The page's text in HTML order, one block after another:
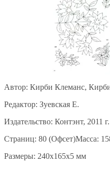
Автор: Кирби Клеманс,
Редактор: Зуевская Е.
Издательство: Контэнт, 2011 г.
Страниц: 80 (Офсет)Масса:
Размеры: 240x165x5 мм